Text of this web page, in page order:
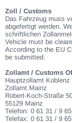
Zoll / Customs
Das Fahrzeug muss
abgefertigt werden.
schriftlichen
Vehicle must be
According to the EU
be submitted.
Zollamt / Customs
Hauptzollamt Koblenz
Zollamt Mainz
Robert-Koch-Straße
55129 Mainz
Telefon: 0 61 31 / 9
Telefax: 0 61 31 / 9